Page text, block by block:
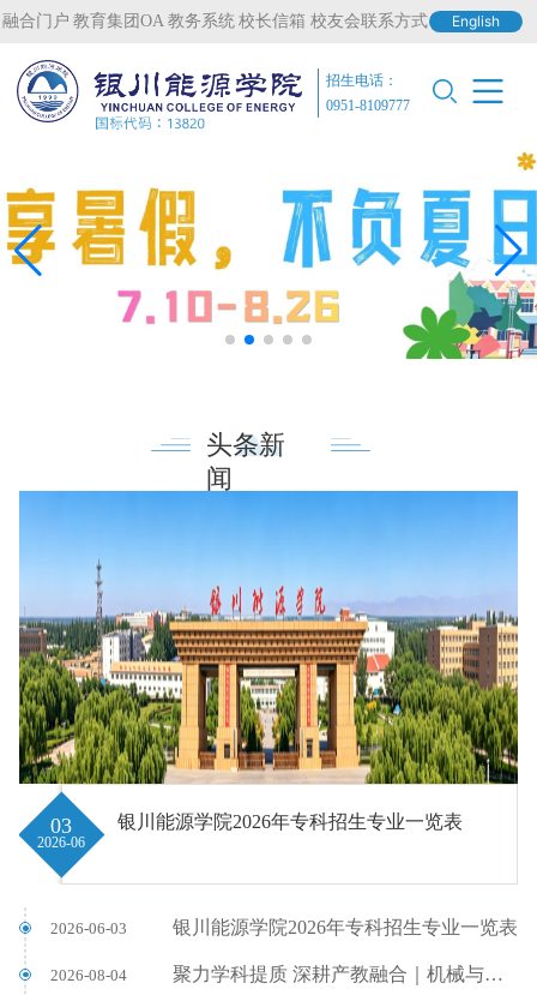
融合门户 教育集团OA 教务系统 校长信箱 校友会联系方式 English
招生电话：
0951-8109777
头条新
闻
03
2026-06
银川能源学院2026年专科招生专业一览表
2026-06-03 银川能源学院2026年专科招生专业一览表
2026-08-04 聚力学科提质 深耕产教融合｜机械与汽车工程学院参加第23届全国机械工程学院院长/系主任联席会议